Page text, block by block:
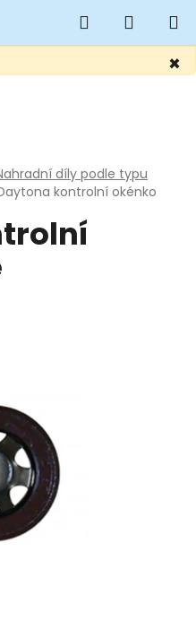
×
Hledat
KOŠÍK
díly podle typu
kontrolní okénko